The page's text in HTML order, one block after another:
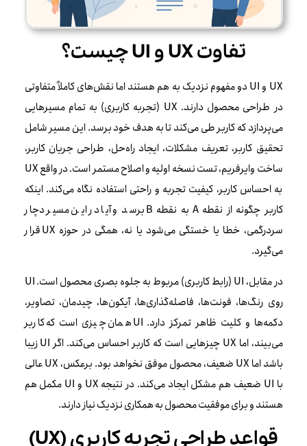
تفاوت UX و UI چیست؟
UX و UI دو مفهوم نزدیک به هم هستند اما نقش‌های کاملاً متفاوتی
در طراحی محصول دارند. UX (تجربه کاربری) به تمام مسیرهایی
می‌پردازد که کاربر طی می‌کند تا به هدف خود برسد. این مسیر شامل
تحقیق کاربر، تعریف مشکلات، ایجاد راه‌حل، طراحی جریان کاربر،
ساخت وایرفریم، تست نسخه اولیه و اصلاح مستمر است. در واقع UX
به احساس کاربر، کیفیت تجربه و راحتی استفاده نگاه می‌کند. اینکه
کاربر چگونه از نقطه A به نقطه B برسد و آیا در این مسیر دچار
سردرگمی، خطا یا خستگی می‌شود یا نه، همگی در حوزه UX قرار
می‌گیرد.
در مقابل، UI (رابط کاربری) مربوط به جلوه بصری محصول است. UI
روی رنگ‌ها، فونت‌ها، فاصله‌گذاری‌ها، آیکون‌ها، چیدمان، تصاویر،
دکمه‌ها و کلیت ظاهر تمرکز دارد. UI همان چیزی است که کاربر
می‌بیند، اما UX چیزهایی است که کاربر احساس می‌کند. اگر UI زیبا
باشد اما UX ضعیف، محصول موفق نخواهد بود. برعکس، UX عالی
با UI ضعیف هم مشکل ایجاد می‌کند. در نتیجه UX و UI مکمل هم
هستند و برای موفقیت محصول به همکاری نزدیک نیاز دارند.
قواعد طراحی تجربه کاربری (UX)